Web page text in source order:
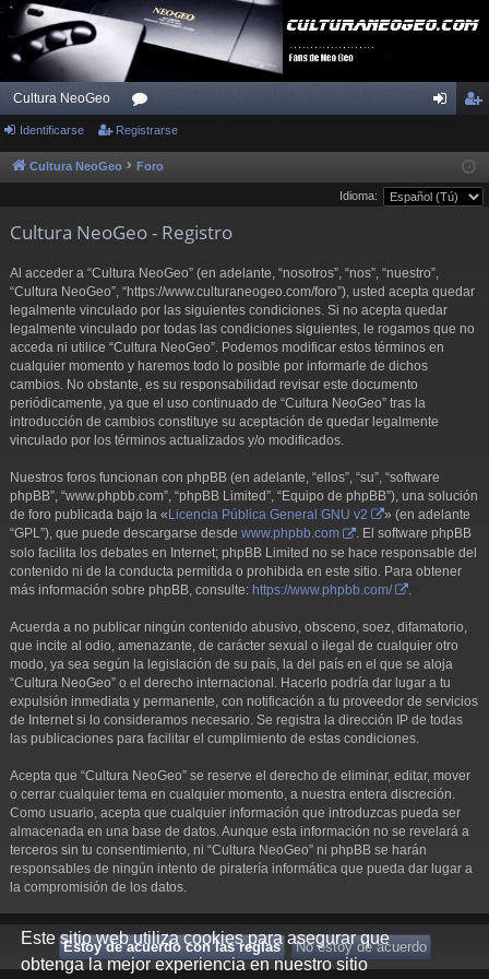
Este sitio web utiliza cookies para asegurar que
obtenga la mejor experiencia en nuestro sitio
Cultura NeoGeo
or
os
fic
ist
ra
Identificarse Registrarse
Cultura NeoGeo Foro
Idioma:
Cultura NeoGeo - Registro
Al acceder a “Cultura NeoGeo” (en adelante, “nosotros”, “nos”, “nuestro”,
“Cultura NeoGeo”, “https://www.culturaneogeo.com/foro”), usted acepta quedar
legalmente vinculado por las siguientes condiciones. Si no acepta quedar
legalmente vinculado por todas las condiciones siguientes, le rogamos que no
acceda ni utilice “Cultura NeoGeo”. Podemos modificar estos términos en
cualquier momento y haremos todo lo posible por informarle de dichos
cambios. No obstante, es su responsabilidad revisar este documento
periódicamente, ya que el uso continuado de “Cultura NeoGeo” tras la
introducción de cambios constituye su aceptación de quedar legalmente
vinculado por los términos actualizados y/o modificados.
Nuestros foros funcionan con phpBB (en adelante, “ellos”, “su”, “software
phpBB”, “www.phpbb.com”, “phpBB Limited”, “Equipo de phpBB”), una solución
de foro publicada bajo la « Licencia Pública General GNU v2
» (en adelante
“GPL”), que puede descargarse desde www.phpbb.com
. El software phpBB
solo facilita los debates en Internet; phpBB Limited no se hace responsable del
contenido ni de la conducta permitida o prohibida en este sitio. Para obtener
más información sobre phpBB, consulte: https://www.phpbb.com/ .
Acuerda a no publicar ningún contenido abusivo, obsceno, soez, difamatorio,
que incite al odio, amenazante, de carácter sexual o ilegal de cualquier otro
modo, ya sea según la legislación de su país, la del país en el que se aloja
“Cultura NeoGeo” o el derecho internacional. Hacerlo podría dar lugar a tu
expulsión inmediata y permanente, con notificación a tu proveedor de servicios
de Internet si lo consideramos necesario. Se registra la dirección IP de todas
las publicaciones para facilitar el cumplimiento de estas condiciones.
Acepta que “Cultura NeoGeo” se reserve el derecho de eliminar, editar, mover
o cerrar cualquier tema en cualquier momento, a nuestra entera discreción.
Como usuario, acepta que cualquier información que introduzcas pueda ser
almacenada en una base de datos. Aunque esta información no se revelará a
terceros sin tu consentimiento, ni “Cultura NeoGeo” ni phpBB se harán
responsables de ningún intento de piratería informática que pueda dar lugar a
la compromisión de los datos.